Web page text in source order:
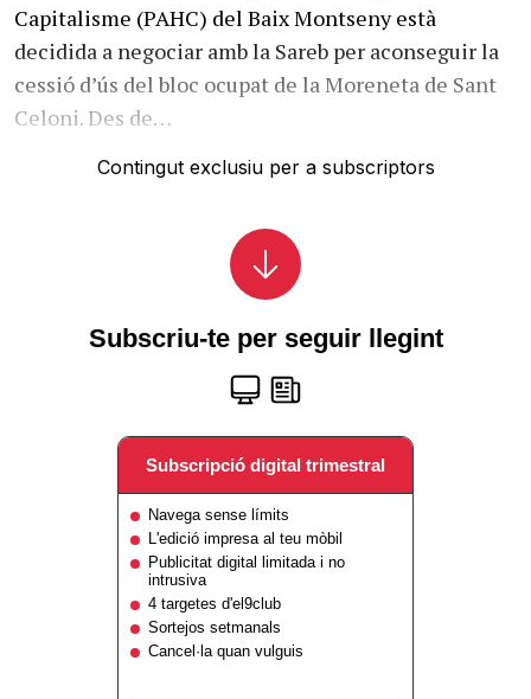
Capitalisme (PAHC) del Baix Montseny està
decidida a negociar amb la Sareb per aconseguir la
cessió d’ús del bloc ocupat de la Moreneta de Sant
Celoni. Des de…
Contingut exclusiu per a subscriptors